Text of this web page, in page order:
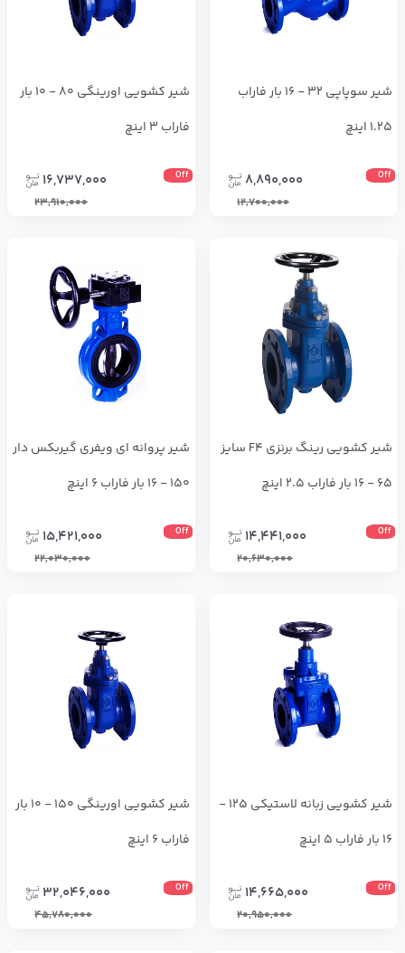
شير سوپاپي 32 - 16 بار فاراب
1.25 اینچ
Off
8,890,000
12,700,000
شير كشويي اورينگي 80 - 10 بار
فاراب 3 اینچ
Off
16,737,000
23,910,000
شير كشويي رينگ برنزي F4 سايز
65 - 16 بار فاراب 2.5 اینچ
Off
14,441,000
20,630,000
شير پروانه اي ويفري گيربكس دار
150 - 16 بار فاراب 6 اینچ
Off
15,421,000
22,030,000
شير كشويي زبانه لاستيكي 125 -
16 بار فاراب 5 اینچ
Off
14,665,000
20,950,000
شير كشويي اورينگي 150 - 10 بار
فاراب 6 اینچ
Off
32,046,000
45,780,000